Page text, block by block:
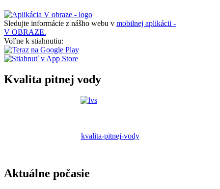
Sledujte informácie z nášho webu v mobilnej aplikácii -
V OBRAZE.
Voľne k stiahnutiu:
Kvalita pitnej vody
kvalita-pitnej-vody
Aktuálne počasie